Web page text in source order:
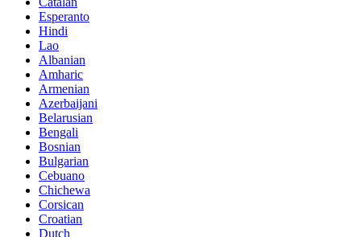
Esperanto
Hindi
Lao
Albanian
Amharic
Armenian
Azerbaijani
Belarusian
Bengali
Bosnian
Bulgarian
Cebuano
Chichewa
Corsican
Croatian
Dutch